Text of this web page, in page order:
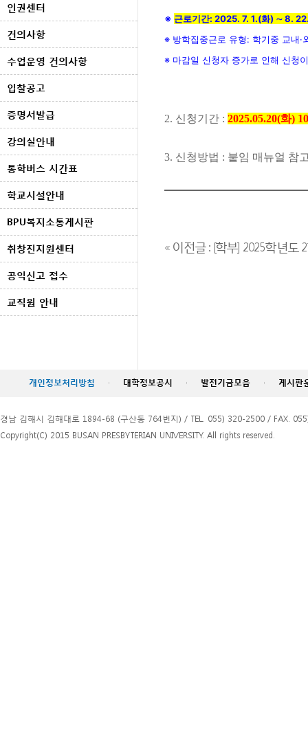
인권센터
건의사항
수업운영 건의사항
입찰공고
증명서발급
강의실안내
통학버스 시간표
학교시설안내
BPU복지소통게시판
취창진지원센터
공익신고 접수
교직원 안내
※ 근로기간: 2025. 7. 1.(화) ∼ 8.
※ 방학집중근로 유형: 학기중 교내·
※ 마감일 신청자 증가로 인해 신청
[출처]2025학년도 국가근로 하계방
2. 신청기간 : 2025.05.20(화)
3. 신청방법 : 붙임 매뉴얼 참
« 이전글 : [학부] 2025학년도
개인정보처리방침 · 대학정보공시 · 발전기금모음 · 게시판
경남 김해시 김해대로 1894-68 (구산동 764번지) / TEL. 055) 320-2500 / FAX.
Copyright(C) 2015 BUSAN PRESBYTERIAN UNIVERSITY. All rights reserved.